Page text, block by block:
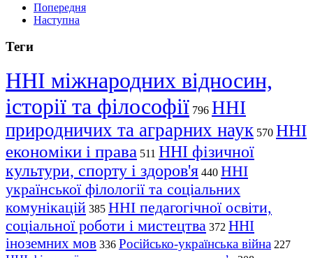
Попередня
Наступна
Теги
ННІ міжнародних відносин,
історії та філософії 796 ННІ
природничих та аграрних наук 570 ННІ
економіки і права 511 ННІ фізичної
культури, спорту і здоров'я 440 ННІ
української філології та соціальних
комунікацій 385 ННІ педагогічної освіти,
соціальної роботи і мистецтва 372 ННІ
іноземних мов 336 Російсько-українська війна 227